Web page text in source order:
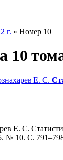
г. » Номер 10
10
Е. С.
Е. С.
№ 10. С.